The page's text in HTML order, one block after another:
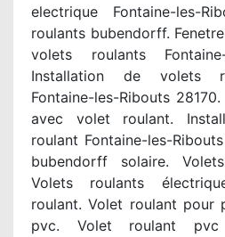
electrique Fontaine-les-
roulants bubendorff.
volets roulants
Installation de volets
Fontaine-les-Ribouts
avec volet roulant.
roulant Fontaine-les-
bubendorff solaire.
Volets roulants
roulant. Volet roulant pour
pvc. Volet roulant